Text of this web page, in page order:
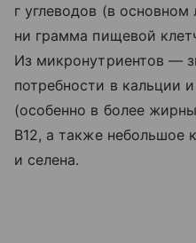
г углеводов (в
ни грамма пищевой
Из микронутриентов —
потребности в кальции
(особенно в более
B12, а также небольшое
и селена.